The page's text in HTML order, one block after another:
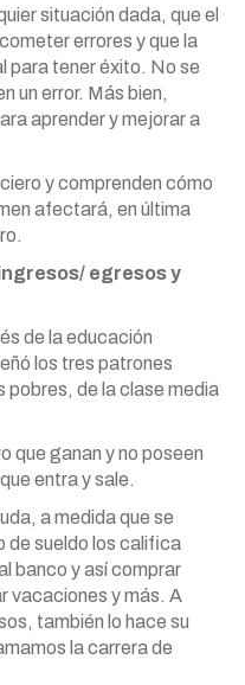
situación dada, que el
errores y que la
para tener éxito. No se
un error. Más bien,
aprender y mejorar a
y comprenden cómo
afectará, en última
egresos y
de la educación
los tres patrones
pobres, de la clase media
que ganan y no poseen
entra y sale.
a medida que se
de sueldo los califica
banco y así comprar
vacaciones y más. A
también lo hace su
la carrera de